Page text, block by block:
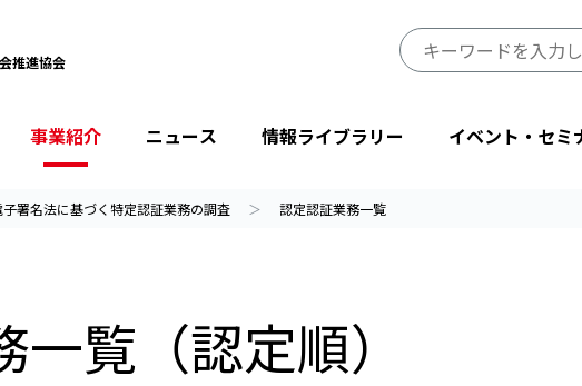
推進協会
協会情報
事業紹介
テーマから探す
ニュース
省庁・他団体より
情報ライブラリー
情報マネジメントシステム関連文書
イベント・セミ
後援・協賛
子署名法に基づく特定認証業務の調査 認定認証業務一覧
覧（認定順）